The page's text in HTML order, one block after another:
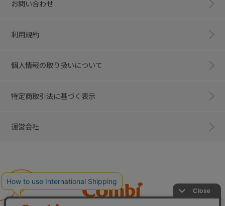
お問い合わせ
利用規約
個人情報の取り扱いについて
特定商取引法に基づく表示
運営会社